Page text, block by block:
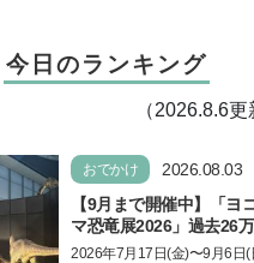
今日のランキング
（2026.8.6更
おでかけ
2026.08.03
【9月まで開催中】「ヨ
マ恐竜展2026」過去26
動員した恐竜展が9年ぶ
2026年7月17日(金)〜9月6日(